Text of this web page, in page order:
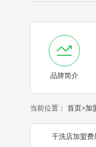

品牌简介
当前位置： 首页>加
干洗店加盟费